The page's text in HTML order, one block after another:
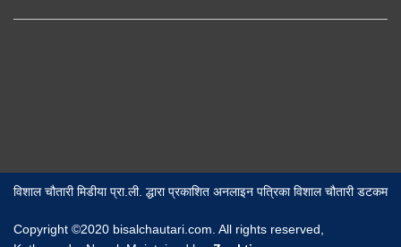
विशाल चौतारी मिडीया प्रा.ली. द्धारा प्रकाशित अनलाइन पत्रिका विशाल चौतारी डटकम
Copyright ©2020 bisalchautari.com. All rights reserved,